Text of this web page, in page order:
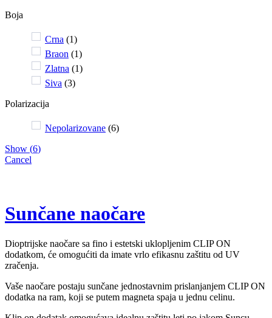
Boja
Crna (1)
Braon (1)
Zlatna (1)
Siva (3)
Polarizacija
Nepolarizovane (6)
Show (6)
Cancel
Sunčane naočare
Dioptrijske naočare sa fino i estetski uklopljenim CLIP ON
dodatkom, će omogućiti da imate vrlo efikasnu zaštitu od UV
zračenja.
Vaše naočare postaju sunčane jednostavnim prislanjanjem CLIP ON
dodatka na ram, koji se putem magneta spaja u jednu celinu.